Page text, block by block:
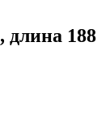
длина 188